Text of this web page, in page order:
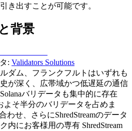
き出すことが可能です。
背景
: Validators Solutions
ダム、フランクフルトはいずれも
が深く、広帯域かつ低遅延の通信
バリデータも集中的に存在
よそ半分のバリデータを占めま
わせ、さらにShredStreamのデータ
内にお客様用の専有 ShredStream